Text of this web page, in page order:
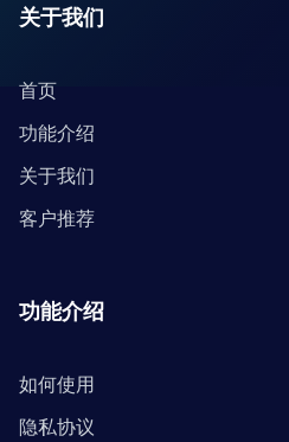
关于我们
首页
功能介绍
关于我们
客户推荐
功能介绍
如何使用
隐私协议